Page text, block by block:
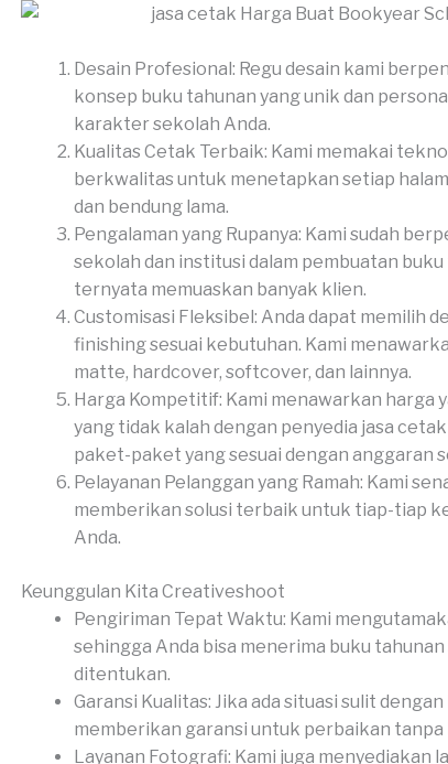
Desain Profesional: Regu desain kami
konsep buku tahunan yang unik dan
karakter sekolah Anda.
Kualitas Cetak Terbaik: Kami memakai
berkwalitas untuk menetapkan setiap
dan bendung lama.
Pengalaman yang Rupanya: Kami sudah
sekolah dan institusi dalam pembuatan
ternyata memuaskan banyak klien.
Customisasi Fleksibel: Anda dapat memilih
finishing sesuai kebutuhan. Kami
matte, hardcover, softcover, dan lainnya.
Harga Kompetitif: Kami menawarkan harga
yang tidak kalah dengan penyedia jasa
paket-paket yang sesuai dengan anggaran
Pelayanan Pelanggan yang Ramah: Kami
memberikan solusi terbaik untuk tiap-tiap
Anda.
Keunggulan Kita Creativeshoot
Pengiriman Tepat Waktu: Kami
sehingga Anda bisa menerima buku
ditentukan.
Garansi Kualitas: Jika ada situasi sulit
memberikan garansi untuk perbaikan tanpa
Layanan Fotografi: Kami juga menyediakan